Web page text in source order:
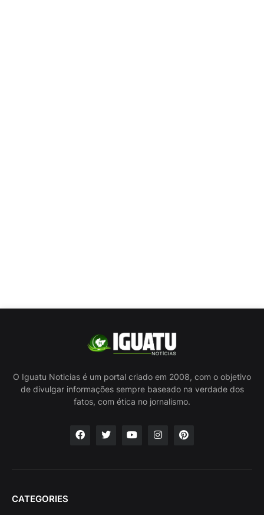
O Iguatu Noticias é um portal criado em 2008, com o objetivo
de divulgar informações sempre baseado na verdade dos
fatos, com ética no jornalismo.
CATEGORIES